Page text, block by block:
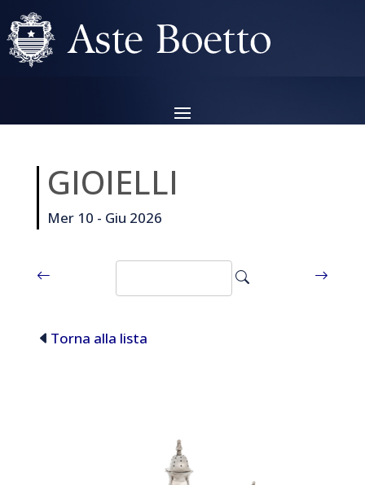
GIOIELLI
Mer 10 - Giu 2026
Torna alla lista